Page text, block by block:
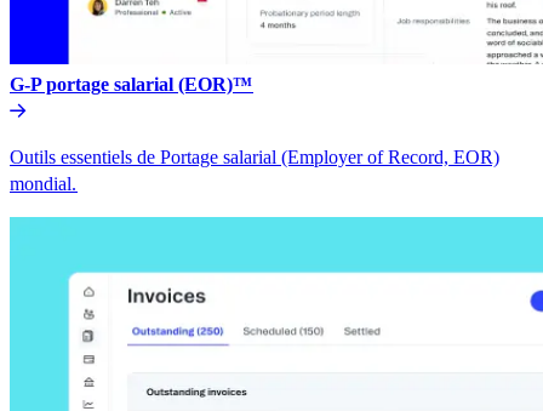
G-P portage salarial (EOR)™​​
Outils essentiels de Portage salarial (Employer of Record, EOR)
mondial.​​